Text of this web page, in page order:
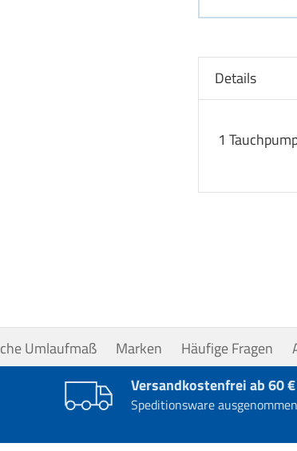
Details
1
Umlaufmaß Marken Häufige Fragen
Versandkostenfrei ab 60 €
Speditionsware ausgenommen